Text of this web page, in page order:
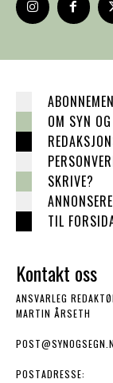
OM SYN
SKRIVE?
ANNONSERE
TIL
Kontakt oss
ANSVARLEG
MARTIN ÅRSETH
POSTADRESSE: